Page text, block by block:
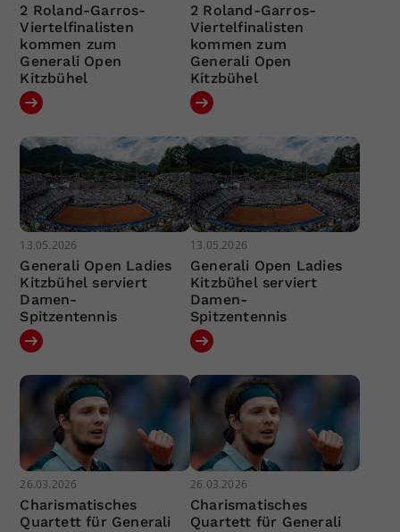
2 Roland-Garros-
Viertelfinalisten
kommen zum
Generali Open
Kitzbühel
2 Roland-Garros-
Viertelfinalisten
kommen zum
Generali Open
Kitzbühel
13.05.2026
Generali Open Ladies
Kitzbühel serviert
Damen-
Spitzentennis
13.05.2026
Generali Open Ladies
Kitzbühel serviert
Damen-
Spitzentennis
26.03.2026
Charismatisches
Quartett für Generali
26.03.2026
Charismatisches
Quartett für Generali